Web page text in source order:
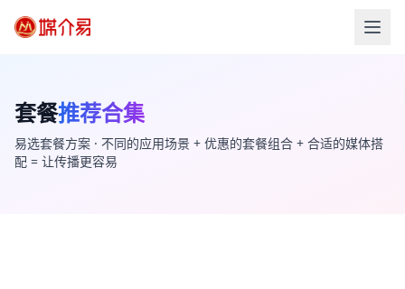
套餐推荐合集
易选套餐方案 · 不同的应用场景 + 优惠的套餐组合 + 合适的媒体搭
配 = 让传播更容易